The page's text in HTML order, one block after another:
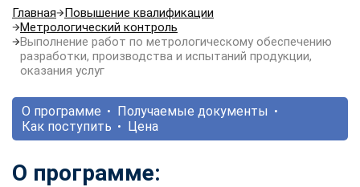
Главная
Повышение квалификации
Метрологический контроль
Выполнение работ по метрологическому обеспечению
разработки, производства и испытаний продукции,
оказания услуг
О программе
Получаемые документы
Как поступить
Цена
О программе: